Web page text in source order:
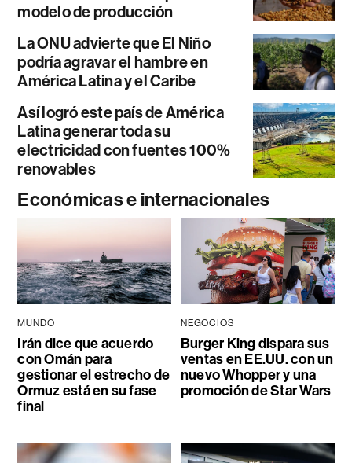
modelo de producción
La ONU advierte que El Niño
podría agravar el hambre en
América Latina y el Caribe
Así logró este país de América
Latina generar toda su
electricidad con fuentes 100%
renovables
Económicas e internacionales
MUNDO
Irán dice que acuerdo
con Omán para
gestionar el estrecho de
Ormuz está en su fase
final
NEGOCIOS
Burger King dispara sus
ventas en EE.UU. con un
nuevo Whopper y una
promoción de Star Wars